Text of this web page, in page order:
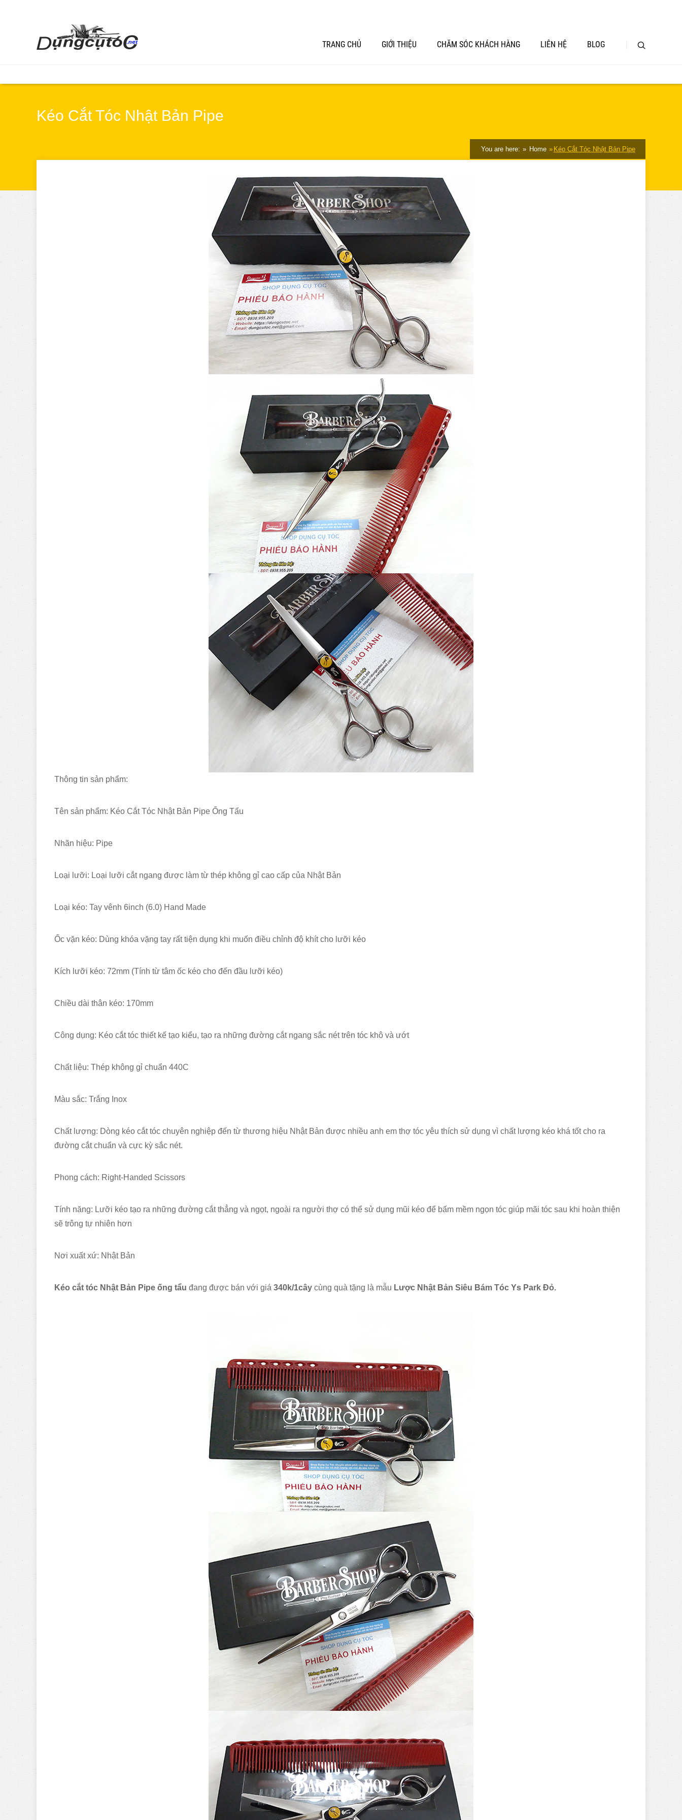
TRANG CHỦ GIỚI THIỆU CHĂM SÓC KHÁCH HÀNG LIÊN HỆ BLOG
Kéo Cắt Tóc Nhật Bản Pipe
You are here: Home Kéo Cắt Tóc Nhật Bản Pipe
Thông tin sản phẩm:
Tên sản phẩm: Kéo Cắt Tóc Nhật Bản Pipe Ống Tẩu
Nhãn hiệu: Pipe
Loại lưỡi: Loại lưỡi cắt ngang được làm từ thép không gỉ cao cấp của Nhật Bản
Loại kéo: Tay vênh 6inch (6.0) Hand Made
Ốc vặn kéo: Dùng khóa vặng tay rất tiện dụng khi muốn điều chỉnh độ khít cho lưỡi kéo
Kích lưỡi kéo: 72mm (Tính từ tâm ốc kéo cho đến đầu lưỡi kéo)
Chiều dài thân kéo: 170mm
Công dụng: Kéo cắt tóc thiết kế tạo kiểu, tạo ra những đường cắt ngang sắc nét trên tóc khô và ướt
Chất liệu: Thép không gỉ chuẩn 440C
Màu sắc: Trắng Inox
Chất lượng: Dòng kéo cắt tóc chuyên nghiệp đến từ thương hiệu Nhật Bản được nhiều anh em thợ tóc yêu thích sử dụng vì chất lượng kéo khá tốt cho ra
đường cắt chuẩn và cực kỳ sắc nét.
Phong cách: Right-Handed Scissors
Tính năng: Lưỡi kéo tạo ra những đường cắt thẳng và ngọt, ngoài ra người thợ có thể sử dụng mũi kéo để bấm mềm ngọn tóc giúp mãi tóc sau khi hoàn thiện
sẽ trông tự nhiên hơn
Nơi xuất xứ: Nhật Bản
Kéo cắt tóc Nhật Bản Pipe ống tẩu đang được bán với giá 340k/1cây cùng quà tặng là mẫu Lược Nhật Bản Siêu Bám Tóc Ys Park Đỏ.